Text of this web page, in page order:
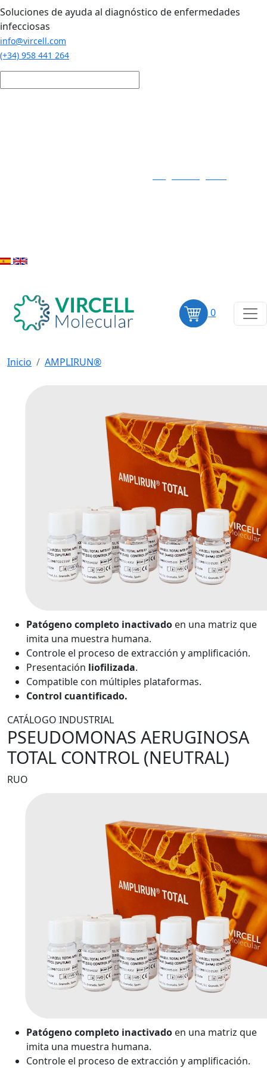
Pasar al contenido principal
Soluciones de ayuda al diagnóstico de enfermedades
infecciosas
info@vircell.com
(+34) 958 441 264
0
Inicio AMPLIRUN®
Patógeno completo inactivado en una matriz que
imita una muestra humana.
Controle el proceso de extracción y amplificación.
Presentación liofilizada.
Compatible con múltiples plataformas.
Control cuantificado.
CATÁLOGO INDUSTRIAL
PSEUDOMONAS AERUGINOSA
TOTAL CONTROL (NEUTRAL)
RUO
Patógeno completo inactivado en una matriz que
imita una muestra humana.
Controle el proceso de extracción y amplificación.